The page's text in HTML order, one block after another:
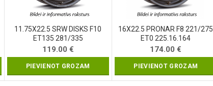
11.75X22.5 SRW DISKS F10
ET135 281/335
119.00 €
PIEVIENOT GROZAM
16X22.5 PRONAR F8 221/275
ET0 225.16.164
174.00€
PIEVIENOT GROZAM